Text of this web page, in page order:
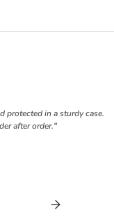
protected in a sturdy case.
after order."